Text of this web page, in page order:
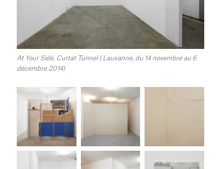
At Your Side, Curtat Tunnel ( Lausanne, du 14 novembre au 6
décembre 2014)